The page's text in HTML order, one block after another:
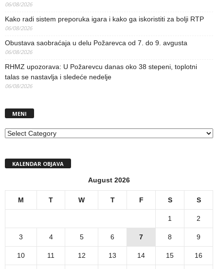
06/08/2026
Kako radi sistem preporuka igara i kako ga iskoristiti za bolji RTP
06/08/2026
Obustava saobraćaja u delu Požarevca od 7. do 9. avgusta
06/08/2026
RHMZ upozorava: U Požarevcu danas oko 38 stepeni, toplotni
talas se nastavlja i sledeće nedelje
06/08/2026
MENI
MENI
KALENDAR OBJAVA
August 2026
M T W T F S S
1 2
3 4 5 6 7 8 9
10 11 12 13 14 15 16